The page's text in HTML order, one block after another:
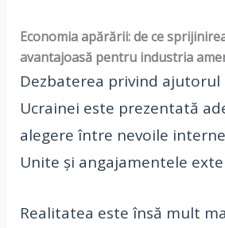
Economia apărării: de ce
avantajoasă pentru industria
Dezbaterea privind ajutorul
Ucrainei este prezentată
alegere între nevoile
Unite și angajamentele
Realitatea este însă mult